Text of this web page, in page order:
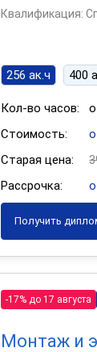
Квалификация:
256 ак.ч 400
Кол-во часов:
Стоимость:
Старая цена:
Рассрочка:
Получить
-17% до 17 августа
Монтаж и